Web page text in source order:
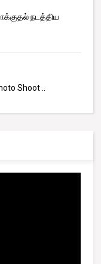
நடத்திய
Shoot ..